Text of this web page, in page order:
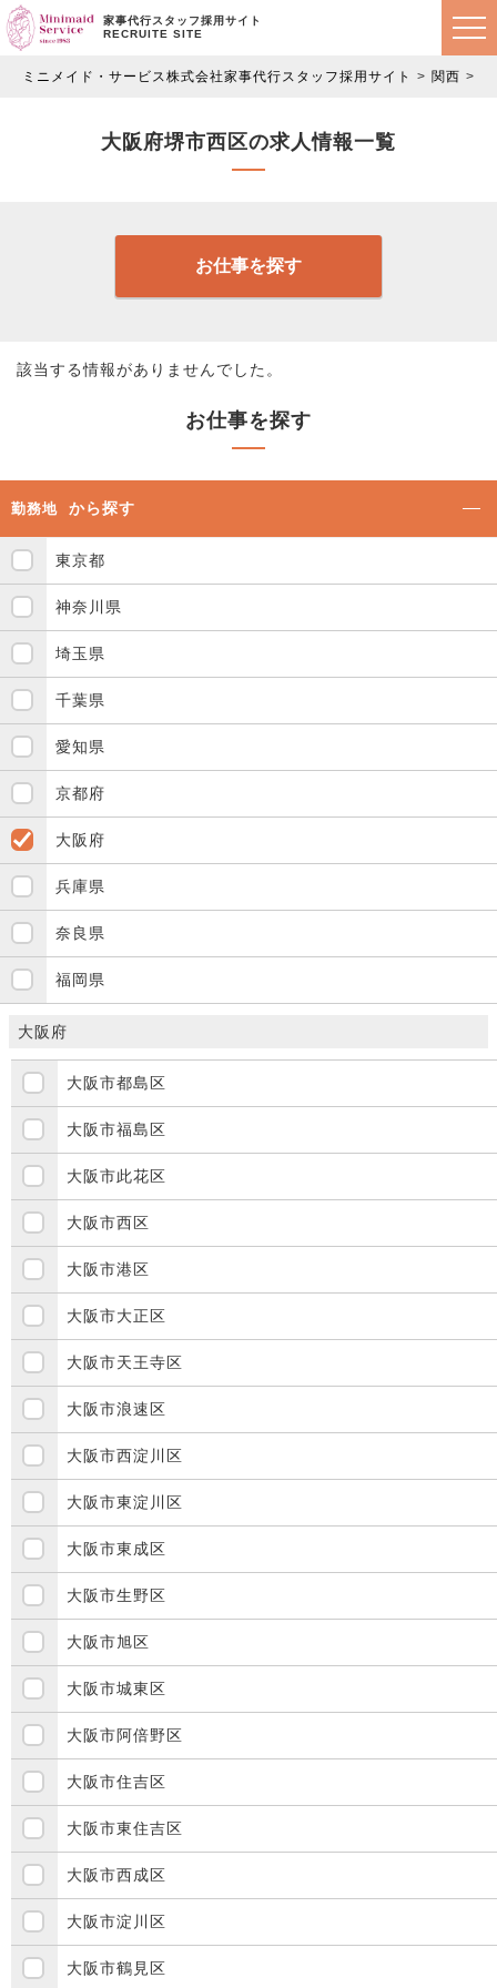
家事代行スタッフ採用サイト
RECRUITE SITE
ミニメイド・サービス株式会社家事代行スタッフ採用サイト 関西
大阪府堺市西区の求人情報一覧
お仕事を探す
該当する情報がありませんでした。
お仕事を探す
勤務地 から探す
東京都
神奈川県
埼玉県
千葉県
愛知県
京都府
大阪府
兵庫県
奈良県
福岡県
大阪府
大阪市都島区
大阪市福島区
大阪市此花区
大阪市西区
大阪市港区
大阪市大正区
大阪市天王寺区
大阪市浪速区
大阪市西淀川区
大阪市東淀川区
大阪市東成区
大阪市生野区
大阪市旭区
大阪市城東区
大阪市阿倍野区
大阪市住吉区
大阪市東住吉区
大阪市西成区
大阪市淀川区
大阪市鶴見区